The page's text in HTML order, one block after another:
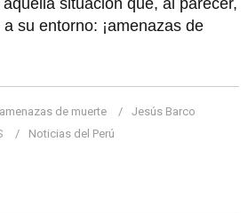
su entorno: ¡amenazas de
amenazas de muerte
Jesús Barco
Noticias del Perú